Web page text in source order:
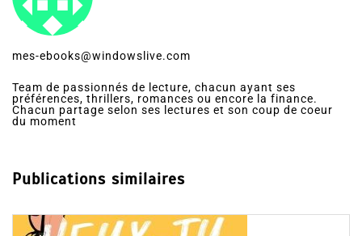
mes-ebooks@windowslive.com
Team de passionnés de lecture, chacun ayant ses
préférences, thrillers, romances ou encore la finance.
Chacun partage selon ses lectures et son coup de coeur
du moment
Publications similaires